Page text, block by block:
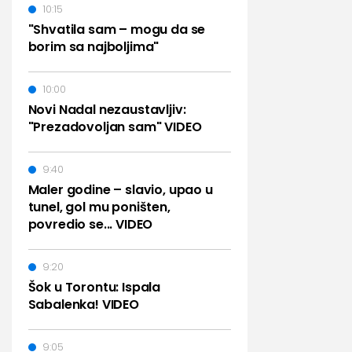
"Shvatila sam – mogu da se
borim sa najboljima"
10:15
Novi Nadal nezaustavljiv:
"Prezadovoljan sam" VIDEO
10:00
Maler godine – slavio, upao u
tunel, gol mu poništen,
povredio se... VIDEO
9:40
Šok u Torontu: Ispala
Sabalenka! VIDEO
9:20
9:05